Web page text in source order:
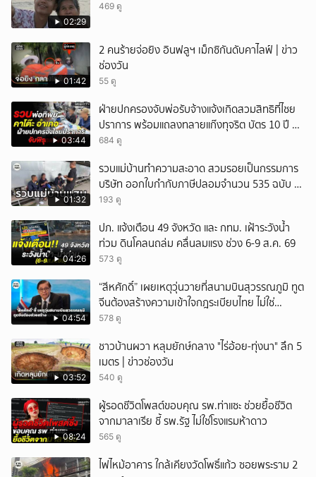
02:29
469 ดู
01:42
2 คนร้ายจ่อยิง อินฟลูฯ เม็กซิกันดับคาไลฟ์ | ข่าว
ช่องวัน
55 ดู
03:44
ฝ่ายปกครองจับพ่อรับจ้างแจ้งเกิดสวมสิทธิที่ไชย
ปราการ พร้อมแถลงทลายแก๊งทุจริต บัตร 10 ปี ที่
แม่สอด
684 ดู
01:32
รวบแม่บ้านทำความสะอาด สวมรอยเป็นกรรมการ
บริษัท ออกใบกำกับภาษีปลอมจำนวน 535 ฉบับ รัฐ
เสียหายกว่า 129 ล้านบาท
193 ดู
04:26
ปภ. แจ้งเตือน 49 จังหวัด และ กทม. เฝ้าระวังน้ำ
ท่วม ดินโคลนถล่ม คลื่นลมแรง ช่วง 6-9 ส.ค. 69
573 ดู
04:54
“สีหศักดิ์” เผยเหตุวุ่นวายที่สนามบินสุวรรณภูมิ ทูต
จีนต้องสร้างความเข้าใจกฎระเบียบไทย ไม่ใช่
ปกป้องฝ่ายจีนเพียงอย่างเดียว
578 ดู
03:52
ชาวบ้านผวา หลุมยักษ์กลาง "ไร่อ้อย-ทุ่งนา" ลึก 5
เมตร | ข่าวช่องวัน
540 ดู
08:24
ผู้รอดชีวิตโพสต์ขอบคุณ รพ.ท่าแซะ ช่วยยื้อชีวิต
จากมาลาเรีย ชี้ รพ.รัฐ ไม่ใช่โรงแรมห้าดาว
565 ดู
ไฟไหม้อาคาร ใกล้เคียงวัดโพธิ์แก้ว ซอยพระราม 2